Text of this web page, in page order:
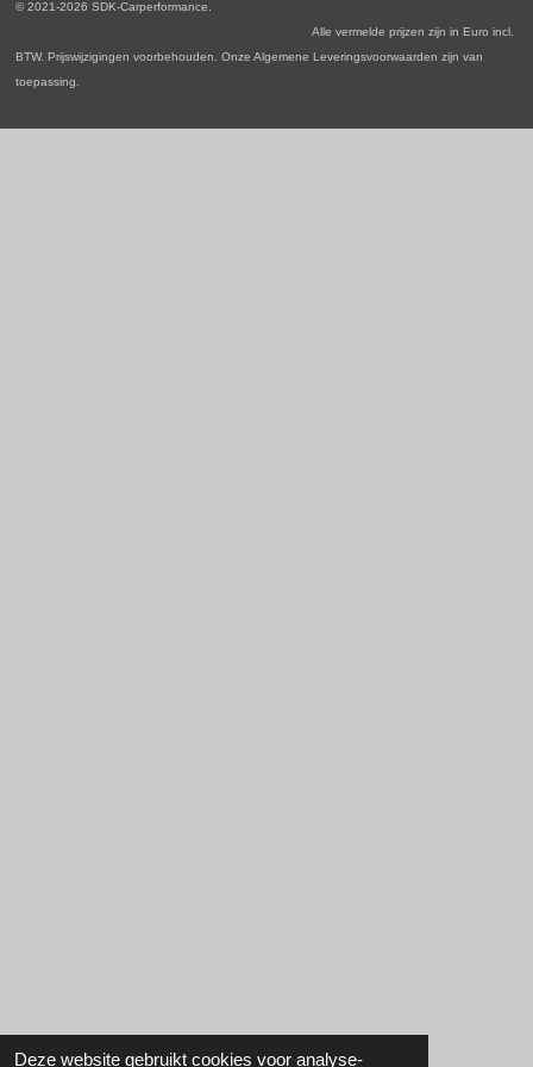
Deze website gebruikt cookies voor analyse-
© 2021-2026 SDK-Carperformance.
Alle vermelde prijzen zijn in Euro incl.
BTW. Prijswijzigingen voorbehouden. Onze Algemene Leveringsvoorwaarden zijn van
toepassing.